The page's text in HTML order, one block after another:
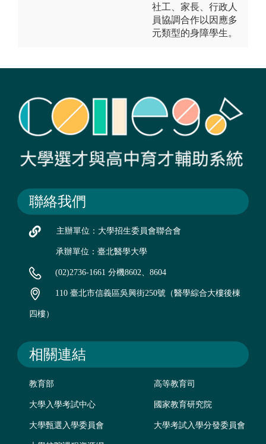
社工、家長、行政人
員協調合作以因應多
元類型的身障學生。
聯絡我們
主辦單位：大學招生委員會聯合會
承辦單位：臺北醫學大學
(02)2736-1661 分機8602、8604
110 臺北市信義區吳興街250號（醫學綜合大樓後棟
四樓）
相關連結
教育部 高等教育司
大學入學考試中心 國家教育研究院
大學甄選入學委員會 大學考試入學分發委員會